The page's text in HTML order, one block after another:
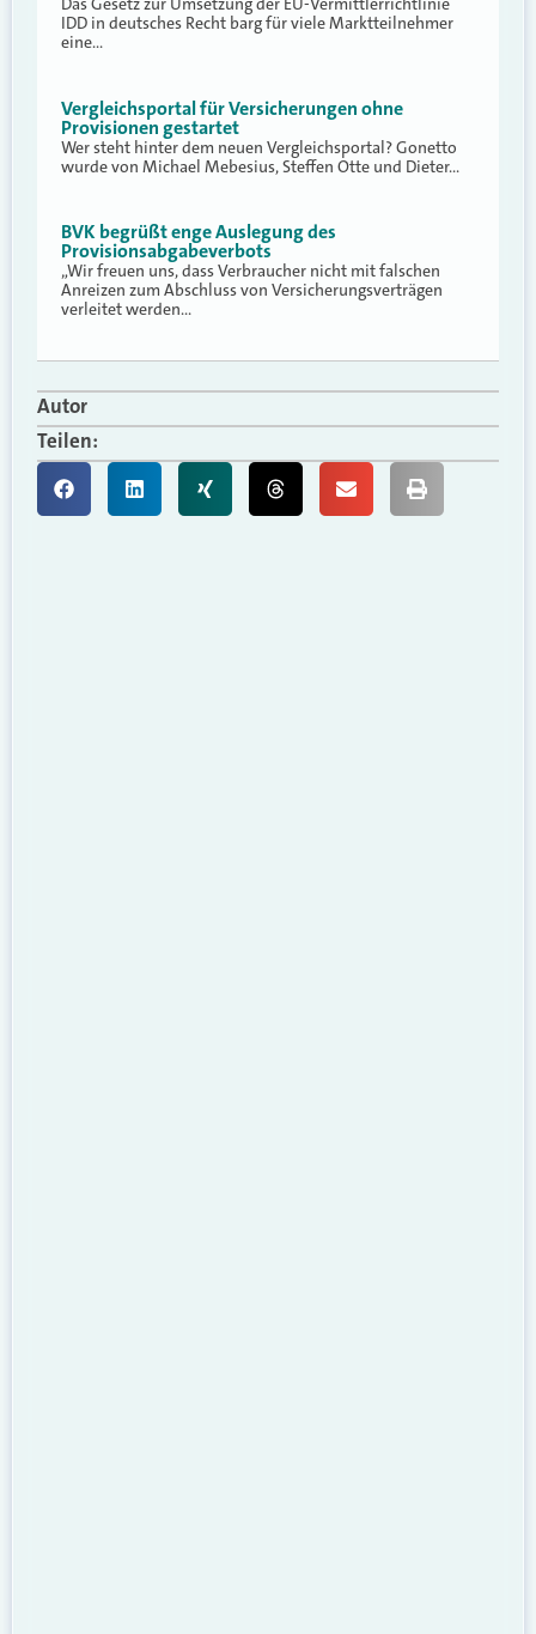
IDD in deutsches Recht barg für viele Marktteilnehmer
eine…
Vergleichsportal für Versicherungen ohne
Provisionen gestartet
Wer steht hinter dem neuen Vergleichsportal? Gonetto
wurde von Michael Mebesius, Steffen Otte und Dieter…
BVK begrüßt enge Auslegung des
Provisionsabgabeverbots
„Wir freuen uns, dass Verbraucher nicht mit falschen
Anreizen zum Abschluss von Versicherungsverträgen
verleitet werden…
Autor
Teilen: